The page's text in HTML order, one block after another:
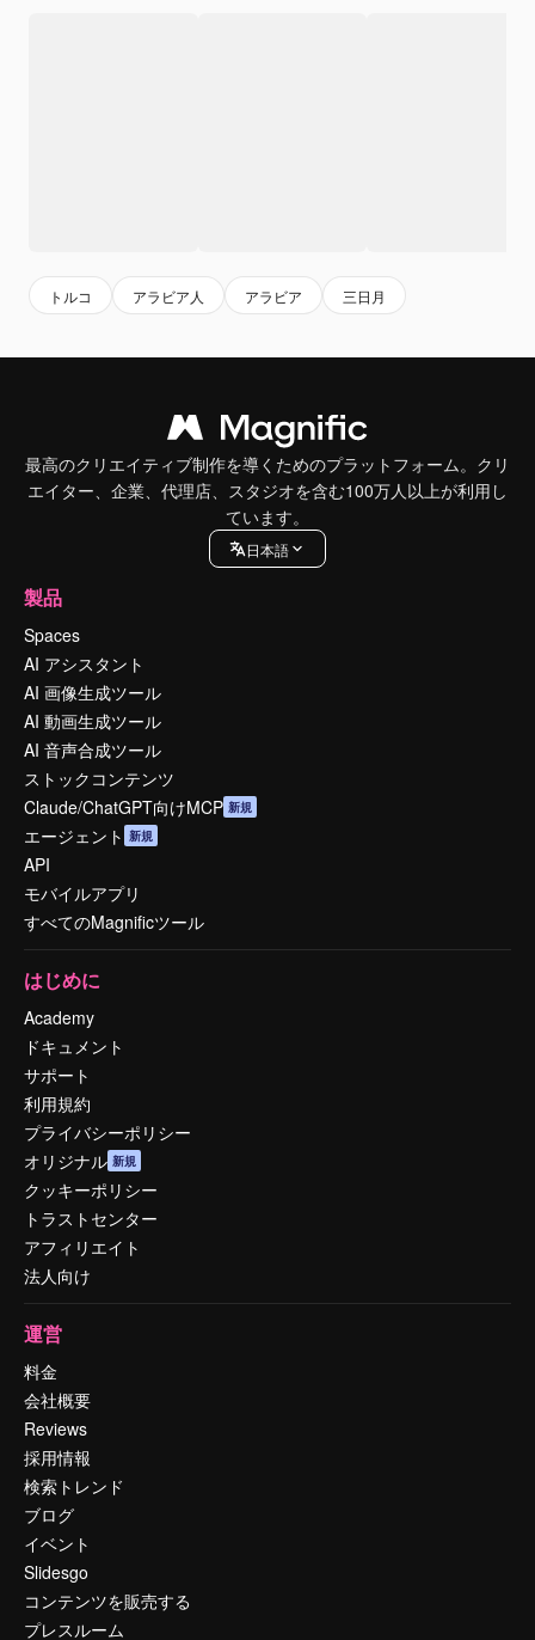
トルコ アラビア人 アラビア 三日月
最高のクリエイティブ制作を導くためのプラットフォーム。クリ
エイター、企業、代理店、スタジオを含む100万人以上が利用し
ています。
日本語
製品
Spaces
AI アシスタント
AI 画像生成ツール
AI 動画生成ツール
AI 音声合成ツール
ストックコンテンツ
Claude/ChatGPT向けMCP 新規
エージェント 新規
API
モバイルアプリ
すべてのMagnificツール
はじめに
Academy
ドキュメント
サポート
利用規約
プライバシーポリシー
オリジナル 新規
クッキーポリシー
トラストセンター
アフィリエイト
法人向け
運営
料金
会社概要
Reviews
採用情報
検索トレンド
ブログ
イベント
Slidesgo
コンテンツを販売する
プレスルーム